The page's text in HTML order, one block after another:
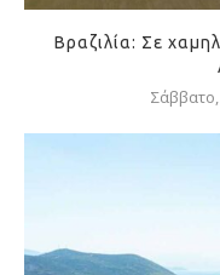
Βραζιλία: Σε